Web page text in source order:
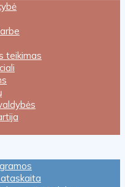
teikimas